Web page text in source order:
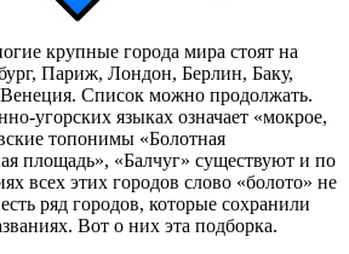
крупные города мира стоят на
Париж, Лондон, Берлин, Баку,
Список можно продолжать.
угорских языках означает «мокрое,
топонимы «Болотная
площадь», «Балчуг» существуют и по
всех этих городов слово «болото» не
ряд городов, которые сохранили
Вот о них эта подборка.